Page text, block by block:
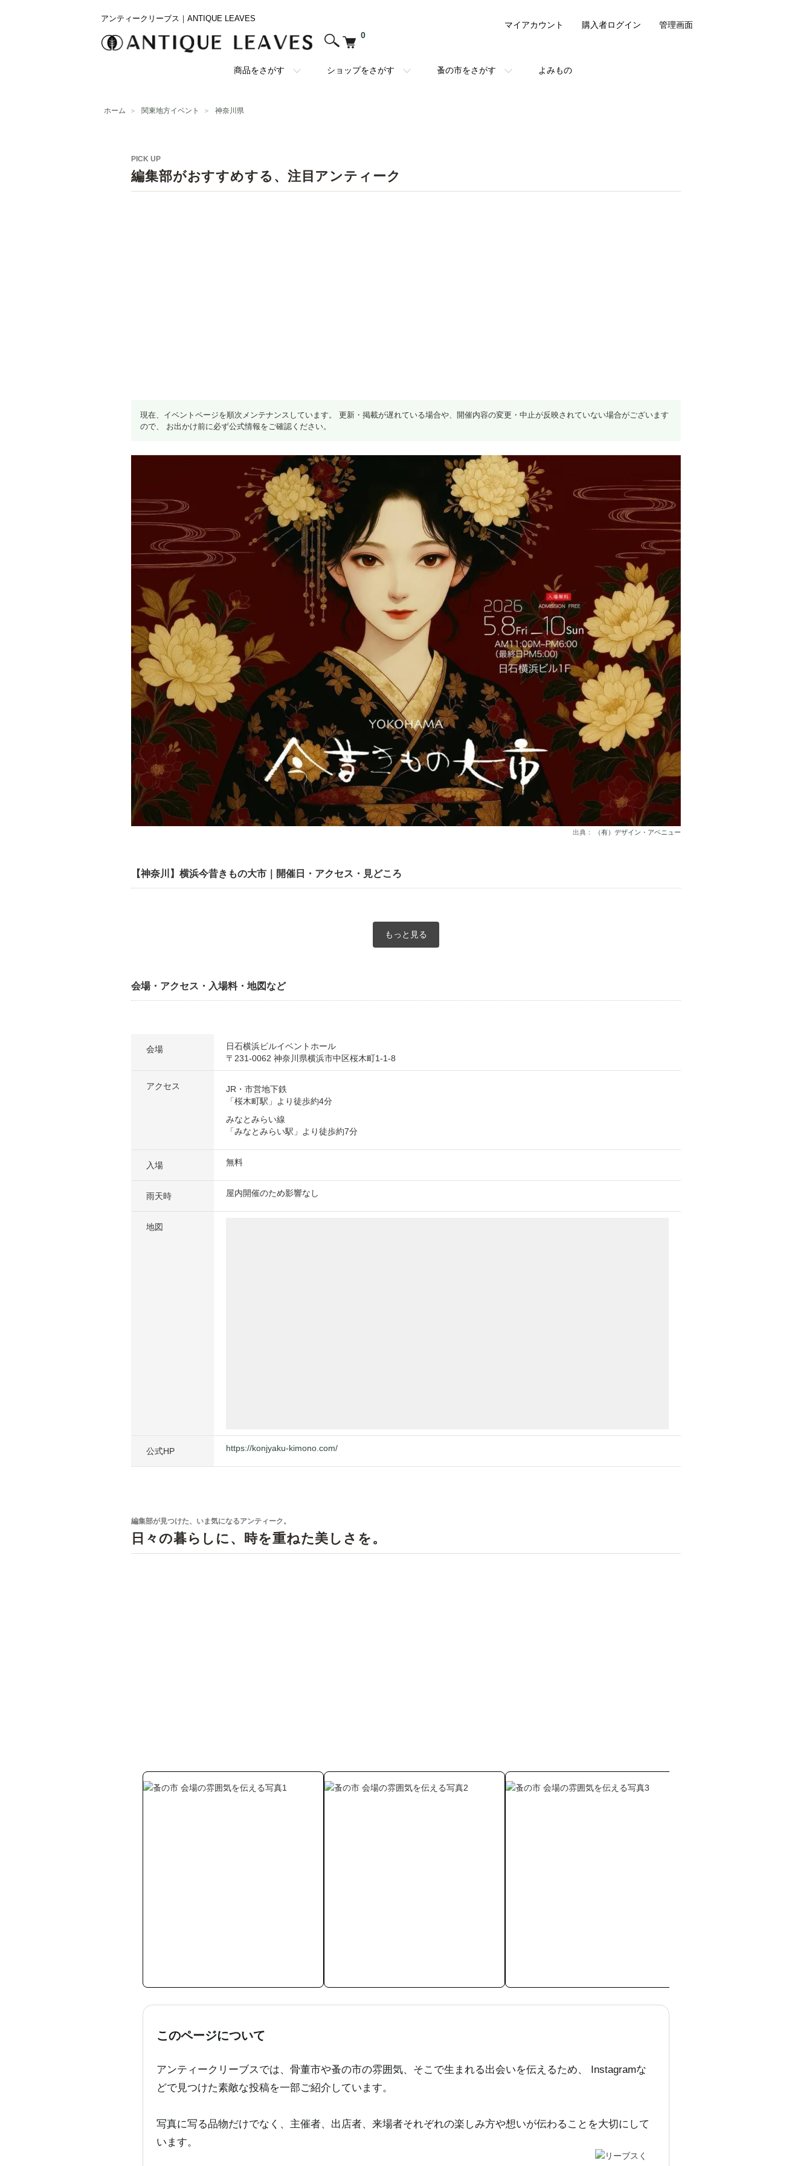
アンティークリーブス｜ANTIQUE LEAVES
0
商品をさがす ショップをさがす 蚤の市をさがす よみもの
マイアカウント 購入者ログイン 管理画面
ホーム ＞ 関東地方イベント ＞ 神奈川県
PICK UP
編集部がおすすめする、注目アンティーク
現在、イベントページを順次メンテナンスしています。 更新・掲載が遅れている場合や、開催内容の変更・中止が反映されていない場合がございます
ので、 お出かけ前に必ず公式情報をご確認ください。
出典： （有）デザイン・アベニュー
【神奈川】横浜今昔きもの大市｜開催日・アクセス・見どころ
もっと見る
会場・アクセス・入場料・地図など
会場
日石横浜ビルイベントホール
〒231-0062 神奈川県横浜市中区桜木町1-1-8
アクセス
JR・市営地下鉄
「桜木町駅」より徒歩約4分
みなとみらい線
「みなとみらい駅」より徒歩約7分
入場 無料
雨天時 屋内開催のため影響なし
地図
公式HP https://konjyaku-kimono.com/
編集部が見つけた、いま気になるアンティーク。
日々の暮らしに、時を重ねた美しさを。
このページについて
アンティークリーブスでは、骨董市や蚤の市の雰囲気、そこで生まれる出会いを伝えるため、 Instagramな
どで見つけた素敵な投稿を一部ご紹介しています。
写真に写る品物だけでなく、主催者、出店者、来場者それぞれの楽しみ方や想いが伝わることを大切にして
います。